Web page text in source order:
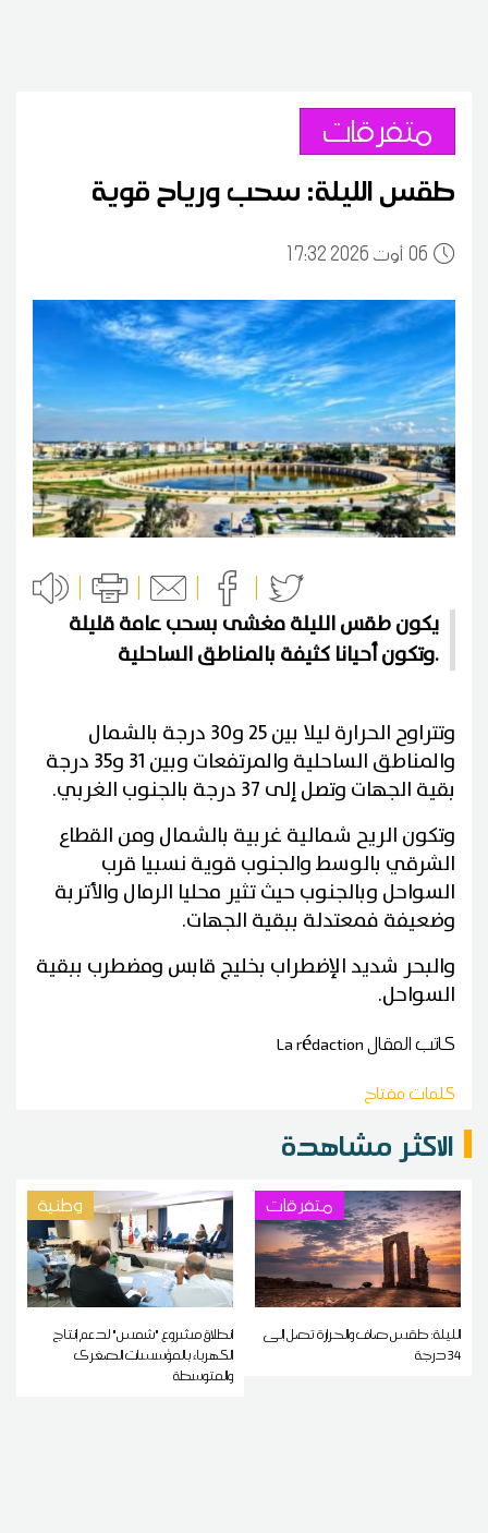
متفرقات
طقس الليلة: سحب ورياح قوية
0617:32 2026 أوت
يكون طقس الليلة مغشى بسحب عامة قليلة
وتكون أحيانا كثيفة بالمناطق الساحلية.
وتتراوح الحرارة ليلا بين 25 و30 درجة بالشمال
والمناطق الساحلية والمرتفعات وبين 31 و35 درجة
بقية الجهات وتصل إلى 37 درجة بالجنوب الغربي.
وتكون الريح شمالية غربية بالشمال ومن القطاع
الشرقي بالوسط والجنوب قوية نسبيا قرب
السواحل وبالجنوب حيث تثير محليا الرمال والأتربة
وضعيفة فمعتدلة ببقية الجهات.
والبحر شديد الإضطراب بخليج قابس ومضطرب ببقية
السواحل.
كاتب المقالLa rédaction
كلمات مفتاح
الاكثر مشاهدة
متفرقات
الليلة: طقس صاف والحرارة تصل إلى
34 درجة
وطنية
انطلاق مشروع "شمس" لدعم إنتاج
الكهرباء بالمؤسسات الصغرى
والمتوسطة